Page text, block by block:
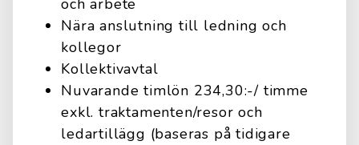
och arbete
Nära anslutning till ledning och
kollegor
Kollektivavtal
Nuvarande timlön 234,30:-/ timme
exkl. traktamenten/resor och
ledartillägg (baseras på tidigare